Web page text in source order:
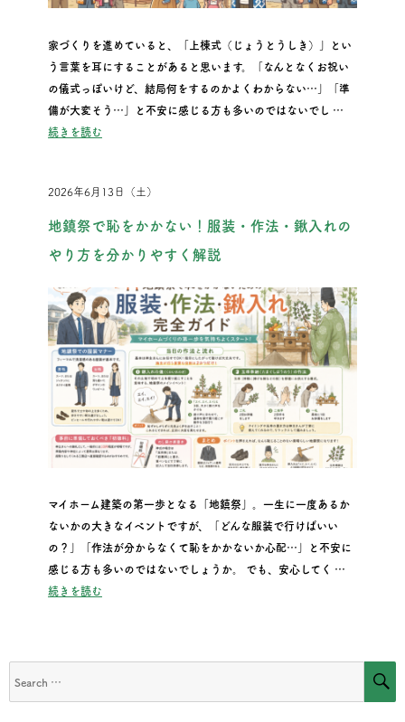
家づくりを進めていると、「上棟式（じょうとうしき）」とい
う言葉を耳にすることがあると思います。「なんとなくお祝い
の儀式っぽいけど、結局何をするのかよくわからない…」「準
備が大変そう…」と不安に感じる方も多いのではないでし …
続きを読む“上棟式って結局何をするの？現代の一般的な流れと内容をわ
2026年6月13日（土）
地鎮祭で恥をかかない！服装・作法・鍬入れの
やり方を分かりやすく解説
マイホーム建築の第一歩となる「地鎮祭」。一生に一度あるか
ないかの大きなイベントですが、「どんな服装で行けばいい
の？」「作法が分からなくて恥をかかないか心配…」と不安に
感じる方も多いのではないでしょうか。 でも、安心してく …
続きを読む“地鎮祭で恥をかかない！服装・作法・鍬入れのやり方を分か